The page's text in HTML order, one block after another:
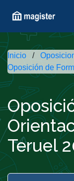
Inicio
Oposición de
Teruel